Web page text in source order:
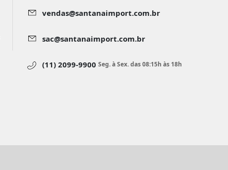
vendas@santanaimport.com.br
sac@santanaimport.com.br
(11) 2099-9900 Seg. à Sex. das 08:15h às 18h